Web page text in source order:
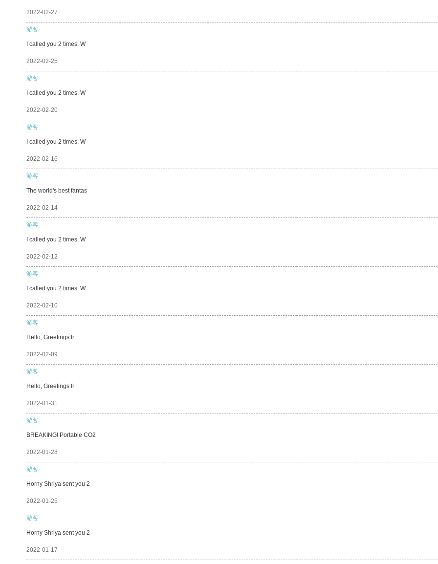
2022-02-27
游客
I called you 2 times. W
2022-02-25
游客
I called you 2 times. W
2022-02-20
游客
I called you 2 times. W
2022-02-16
游客
The world's best fantas
2022-02-14
游客
I called you 2 times. W
2022-02-12
游客
I called you 2 times. W
2022-02-10
游客
Hello, Greetings fr
2022-02-09
游客
Hello, Greetings fr
2022-01-31
游客
BREAKING! Portable CO2
2022-01-28
游客
Horny Shriya sent you 2
2022-01-25
游客
Horny Shriya sent you 2
2022-01-17